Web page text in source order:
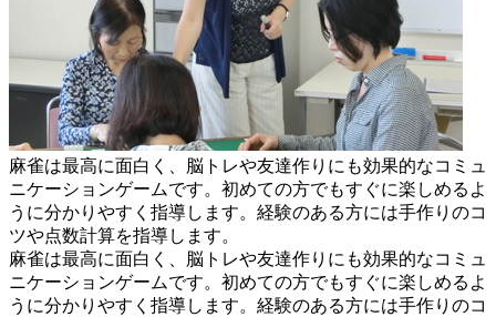
麻雀は最高に面白く、脳トレや友達作りにも効果的なコミュ
ニケーションゲームです。初めての方でもすぐに楽しめるよ
うに分かりやすく指導します。経験のある方には手作りのコ
ツや点数計算を指導します。
麻雀は最高に面白く、脳トレや友達作りにも効果的なコミュ
ニケーションゲームです。初めての方でもすぐに楽しめるよ
うに分かりやすく指導します。経験のある方には手作りのコ